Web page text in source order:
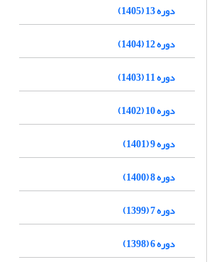
دوره 13 (1405)
دوره 12 (1404)
دوره 11 (1403)
دوره 10 (1402)
دوره 9 (1401)
دوره 8 (1400)
دوره 7 (1399)
دوره 6 (1398)